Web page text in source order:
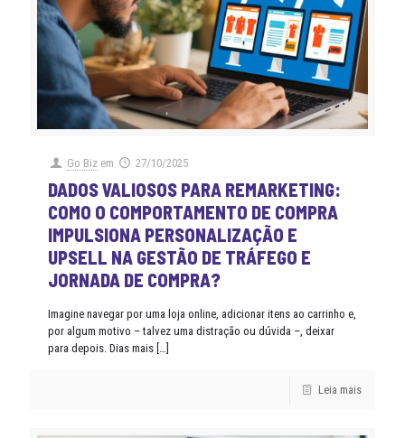
Go Biz em 27/10/2025
DADOS VALIOSOS PARA REMARKETING:
COMO O COMPORTAMENTO DE COMPRA
IMPULSIONA PERSONALIZAÇÃO E
UPSELL NA GESTÃO DE TRÁFEGO E
JORNADA DE COMPRA?
Imagine navegar por uma loja online, adicionar itens ao carrinho e,
por algum motivo – talvez uma distração ou dúvida –, deixar
para depois. Dias mais
Leia mais